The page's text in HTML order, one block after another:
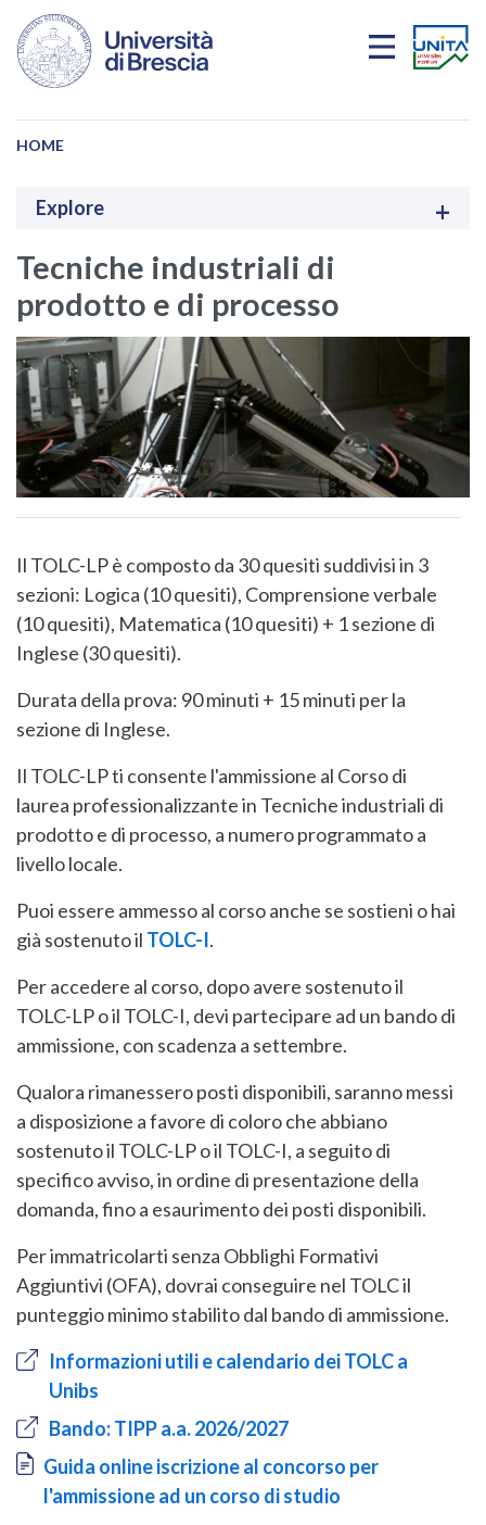
Salta al contenuto principale
HOME
Explore
Tecniche industriali di
prodotto e di processo
Il TOLC-LP è composto da 30 quesiti suddivisi in 3
sezioni: Logica (10 quesiti), Comprensione verbale
(10 quesiti), Matematica (10 quesiti) + 1 sezione di
Inglese (30 quesiti).
Durata della prova: 90 minuti + 15 minuti per la
sezione di Inglese.
Il TOLC-LP ti consente l'ammissione al Corso di
laurea professionalizzante in Tecniche industriali di
prodotto e di processo, a numero programmato a
livello locale.
Puoi essere ammesso al corso anche se sostieni o hai
già sostenuto il TOLC-I.
Per accedere al corso, dopo avere sostenuto il
TOLC-LP o il TOLC-I, devi partecipare ad un bando di
ammissione, con scadenza a settembre.
Qualora rimanessero posti disponibili, saranno messi
a disposizione a favore di coloro che abbiano
sostenuto il TOLC-LP o il TOLC-I, a seguito di
specifico avviso, in ordine di presentazione della
domanda, fino a esaurimento dei posti disponibili.
Per immatricolarti senza Obblighi Formativi
Aggiuntivi (OFA), dovrai conseguire nel TOLC il
punteggio minimo stabilito dal bando di ammissione.
Informazioni utili e calendario dei TOLC a
Unibs
Bando: TIPP a.a. 2026/2027
Document
Guida online iscrizione al concorso per
l'ammissione ad un corso di studio